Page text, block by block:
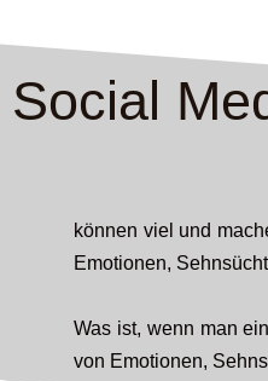
Social
können viel und
Emotionen,
Was ist, wenn man
von Emotionen,